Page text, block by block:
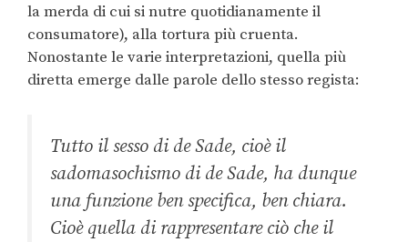
la merda di cui si nutre quotidianamente il
consumatore), alla tortura più cruenta.
Nonostante le varie interpretazioni, quella più
diretta emerge dalle parole dello stesso regista:
Tutto il sesso di de Sade, cioè il
sadomasochismo di de Sade, ha dunque
una funzione ben specifica, ben chiara.
Cioè quella di rappresentare ciò che il